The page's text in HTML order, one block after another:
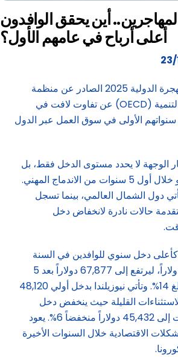
أين يحقق الوافدون
أعلى أرباح في عامهم الأول؟
يكشف تقرير آفاق الهجرة الدولية 2025 الصادر عن منظمة
التعاون الاقتصادي والتنمية (OECD) عن تفاوت لافت في
الأولى في سوق العمل عبر الدول
الوجهة لا يحدد مستوى الدخل فقط، بل
يحدد أيضاً مسار النمو خلال أول 5 سنوات من الاندماج المهني.
دول الشمال العالمي، بينما تسجل
حالات نادرة لانخفاض دخل
كأعلى دخل سنوي للوافدين في السنة
الأولى عند 59,752 دولاراً، ليرتفع إلى 67,877 دولاراً بعد 5
سنوات بمعدل نمو يبلغ 14%. وتأتي نيوزيلندا بدخل أولي 48,120
القليلة حيث ينخفض دخل
الوافدين بعد 5 سنوات إلى 45,432 دولاراً منخفضاً 6%. يعود
الاقتصادية خلال السنوات الأخيرة